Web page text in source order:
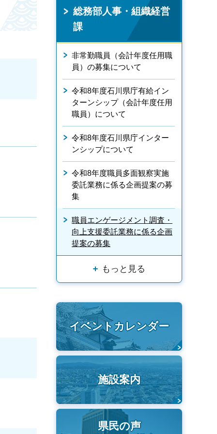
総務部人事・組織経営
課
非常勤職員（会計年度任用職
員）の募集について
令和8年度石川県庁有給イン
ターンシップ（会計年度任用
職員）について
令和8年度石川県庁インター
ンシップについて
令和8年度職員多面観察実施
委託業務に係る企画提案の募
集
職員エンゲージメント調査・
向上支援委託業務に係る企画
提案の募集
もっと見る
イベントカレンダー
施設案内
県民の声